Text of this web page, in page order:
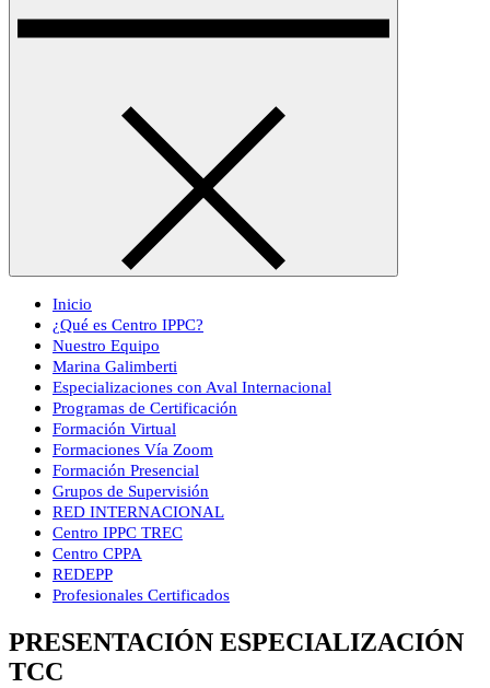
Inicio
¿Qué es Centro IPPC?
Nuestro Equipo
Marina Galimberti
Especializaciones con Aval Internacional
Programas de Certificación
Formación Virtual
Formaciones Vía Zoom
Formación Presencial
Grupos de Supervisión
RED INTERNACIONAL
Centro IPPC TREC
Centro CPPA
REDEPP
Profesionales Certificados
PRESENTACIÓN ESPECIALIZACIÓN
TCC